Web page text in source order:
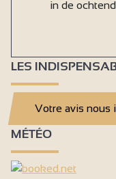
in de
LES
Votre avis nous
MÉTÉO